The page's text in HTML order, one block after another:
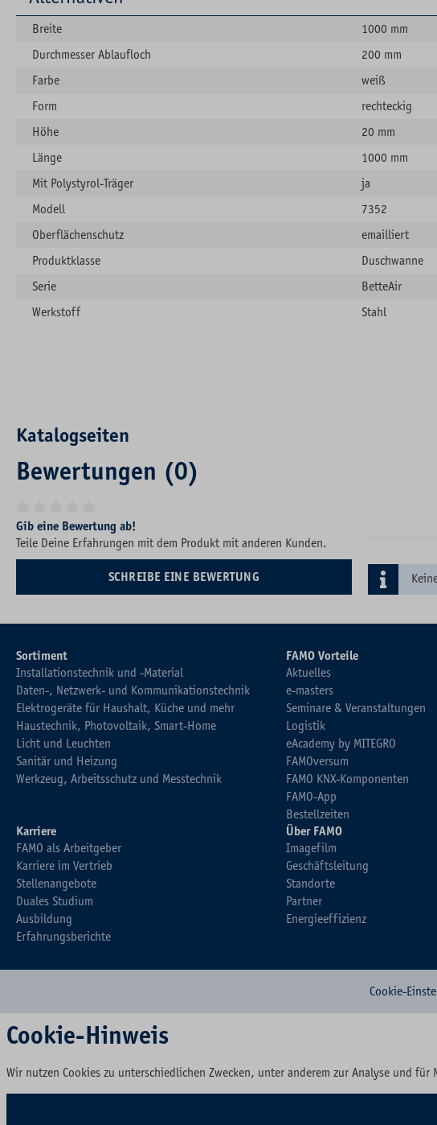
Breite
1000 mm
Durchmesser Ablaufloch
200 mm
Farbe
weiß
Form
rechteckig
Höhe
20 mm
Länge
1000 mm
Mit Polystyrol-Träger
ja
Modell
7352
Oberflächenschutz
emailliert
Produktklasse
Duschwanne
Serie
BetteAir
Werkstoff
Stahl
Katalogseiten
Bewertungen (0)
Durchschnittliche Bewertung von 0 von 5 Sternen
Gib eine Bewertung ab!
Teile Deine Erfahrungen mit dem Produkt mit anderen Kunden.
SCHREIBE EINE BEWERTUNG
Sortiment
Installationstechnik und -Material
Daten-, Netzwerk- und Kommunikationstechnik
Elektrogeräte für Haushalt, Küche und mehr
Haustechnik, Photovoltaik, Smart-Home
Licht und Leuchten
Sanitär und Heizung
Werkzeug, Arbeitsschutz und Messtechnik
FAMO Vorteile
Aktuelles
e-masters
Seminare & Veranstaltungen
Logistik
eAcademy by MITEGRO
FAMOversum
FAMO KNX-Komponenten
FAMO-App
Bestellzeiten
Karriere
FAMO als Arbeitgeber
Karriere im Vertrieb
Stellenangebote
Duales Studium
Ausbildung
Erfahrungsberichte
Über FAMO
Imagefilm
Geschäftsleitung
Standorte
Partner
Energieeffizienz
Cookie-
Cookie-Hinweis
Wir nutzen Cookies zu unterschiedlichen Zwecken, unter anderem zur Analyse und